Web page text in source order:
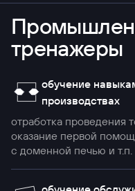
тренажеры
обучение
производствах
отработка проведения
оказание первой
с доменной печью и т.п.